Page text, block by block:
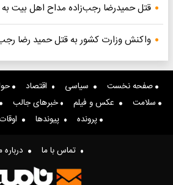
قتل حمیدرضا رجب‌زاده مداح اهل بیت
واکنش وزارت کشور به قتل حمید رضا
صفحه نخست سیاسی اقتصاد
سلامت
عکس و فیلم خبرهای جالب
پرونده
پیوندها
تماس با ما درباره